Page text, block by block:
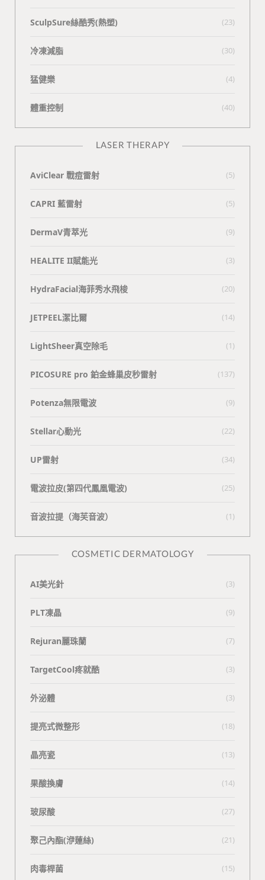
SculpSure絲酷秀(熱塑) (23)
冷凍減脂 (30)
猛健樂 (4)
體重控制 (40)
LASER THERAPY
AviClear 戰痘雷射 (5)
CAPRI 藍雷射 (5)
DermaV青萃光 (9)
HEALITE II賦能光 (3)
HydraFacial海菲秀水飛梭 (20)
JETPEEL潔比爾 (14)
LightSheer真空除毛 (1)
PICOSURE pro 鉑金蜂巢皮秒雷射 (137)
Potenza無限電波 (9)
Stellar心動光 (22)
UP雷射 (34)
電波拉皮(第四代鳳凰電波) (25)
⾳波拉提（海芙⾳波） (1)
COSMETIC DERMATOLOGY
AI美光針 (3)
PLT凍晶 (9)
Rejuran麗珠蘭 (7)
TargetCool疼就酷 (3)
外泌體 (3)
提亮式微整形 (18)
晶亮瓷 (13)
果酸換膚 (14)
玻尿酸 (27)
聚己內酯(洢蓮絲) (21)
肉毒桿菌 (15)